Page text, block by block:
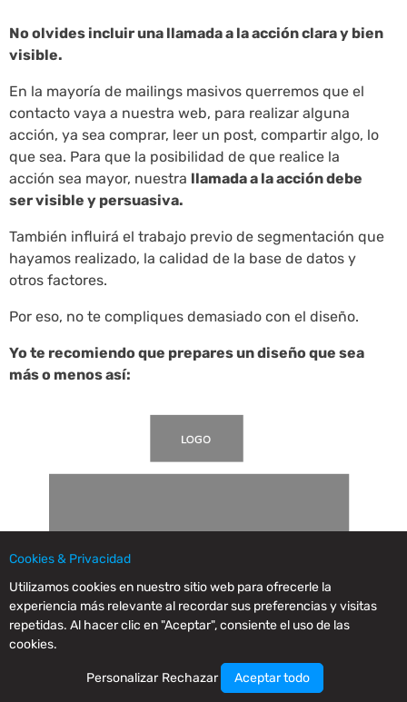
No olvides incluir una llamada a la acción clara y bien
visible.
En la mayoría de mailings masivos querremos que el
contacto vaya a nuestra web, para realizar alguna
acción, ya sea comprar, leer un post, compartir algo, lo
que sea. Para que la posibilidad de que realice la
acción sea mayor, nuestra llamada a la acción debe
ser visible y persuasiva.
También influirá el trabajo previo de segmentación que
hayamos realizado, la calidad de la base de datos y
otros factores.
Por eso, no te compliques demasiado con el diseño.
Yo te recomiendo que prepares un diseño que sea
más o menos así:
Cookies & Privacidad
Utilizamos cookies en nuestro sitio web para ofrecerle la
experiencia más relevante al recordar sus preferencias y visitas
repetidas. Al hacer clic en "Aceptar", consiente el uso de las
cookies.
Personalizar Rechazar Aceptar todo